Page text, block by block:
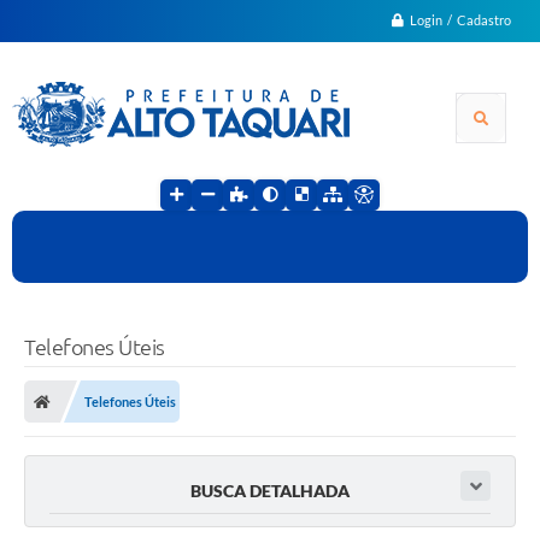
Login / Cadastro
Telefones Úteis
Telefones Úteis
BUSCA DETALHADA